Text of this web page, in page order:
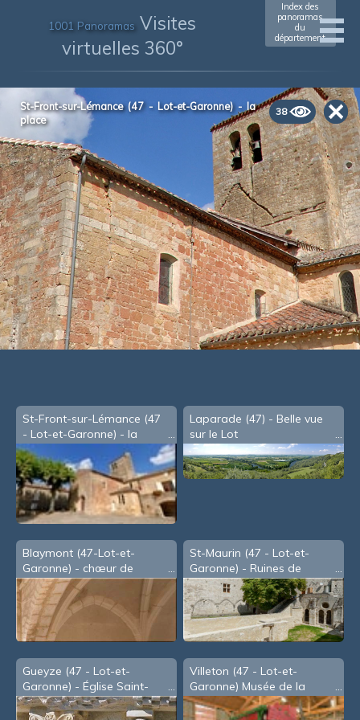
1001 Panoramas Visites
virtuelles 360°
Index des
panoramas
du
département
38
St-Front-sur-Lémance (47 - Lot-et-Garonne) - la
place
St-Front-sur-Lémance (47
- Lot-et-Garonne) - la
place
Laparade (47) - Belle vue
sur le Lot
Blaymont (47-Lot-et-
Garonne) - chœur de
l'église
St-Maurin (47 - Lot-et-
Garonne) - Ruines de
l'abbaye (2007)
Gueyze (47 - Lot-et-
Garonne) - Église Saint-
Barthélémy
Villeton (47 - Lot-et-
Garonne) Musée de la
Mémoire Paysanne